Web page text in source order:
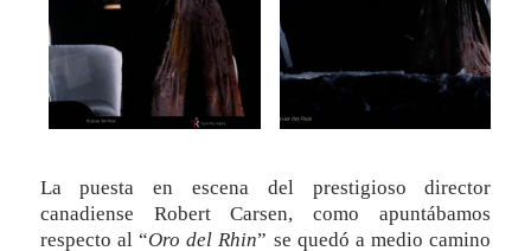
La puesta en escena del prestigioso director
canadiense Robert Carsen, como apuntábamos
respecto al “Oro del Rhin” se quedó a medio camino